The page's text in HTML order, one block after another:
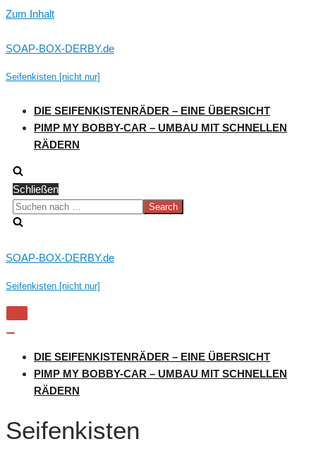
Zum Inhalt
SOAP-BOX-DERBY.de
Seifenkisten [nicht nur]
DIE SEIFENKISTENRÄDER – EINE ÜBERSICHT
PIMP MY BOBBY-CAR – UMBAU MIT SCHNELLEN
RÄDERN
Schließen
Suchen
nach …
SOAP-BOX-DERBY.de
Seifenkisten [nicht nur]
Navigation
DIE SEIFENKISTENRÄDER – EINE ÜBERSICHT
PIMP MY BOBBY-CAR – UMBAU MIT SCHNELLEN
RÄDERN
Seifenkisten